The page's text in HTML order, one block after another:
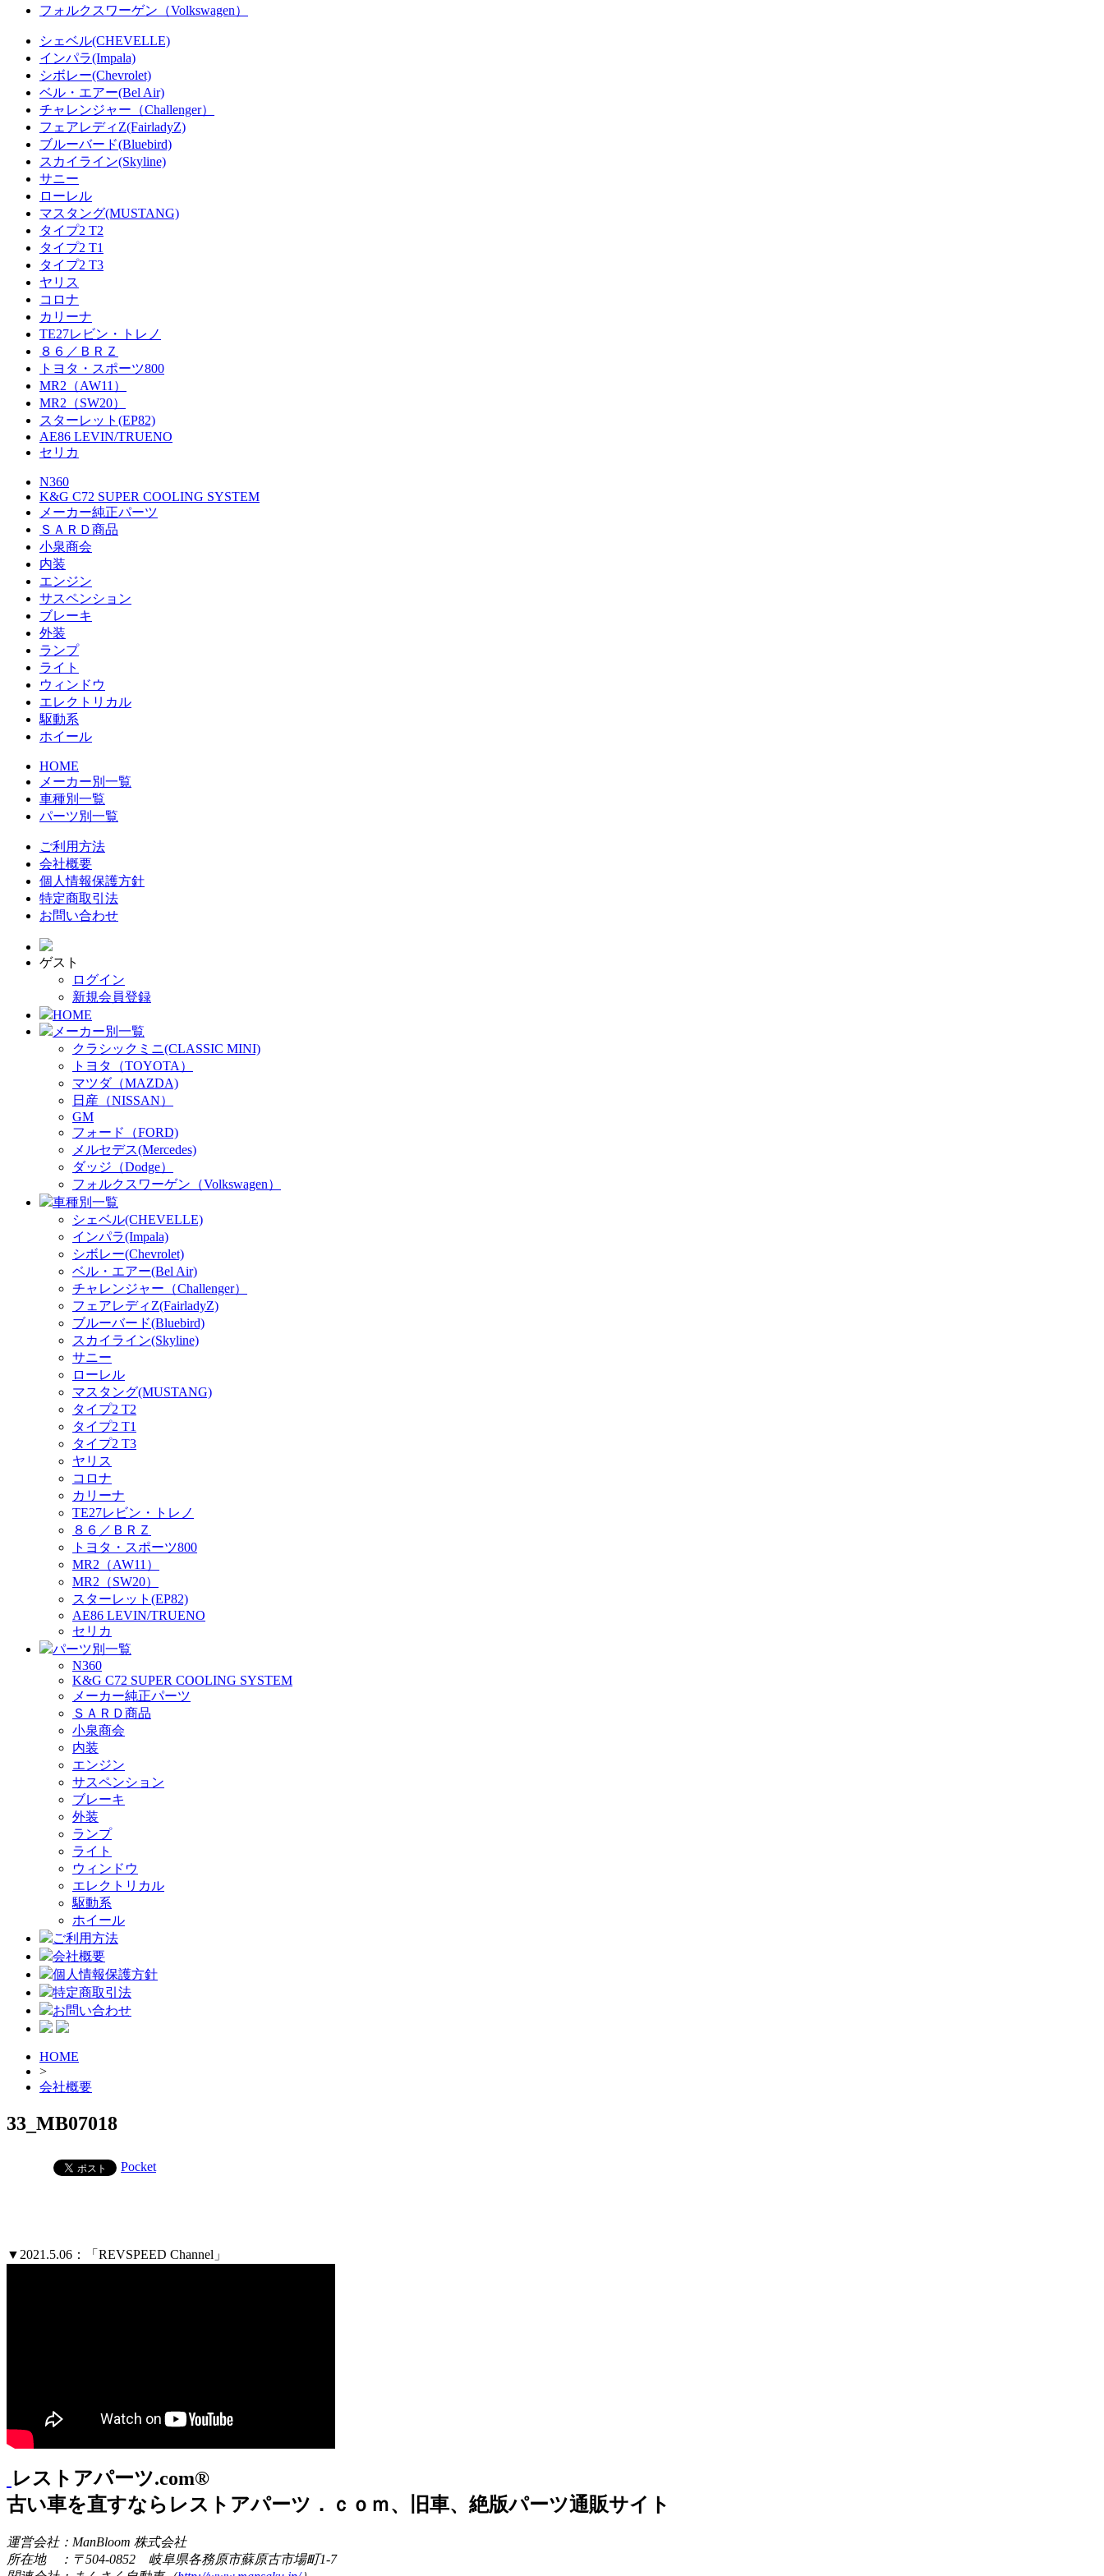
フォルクスワーゲン（Volkswagen）
シェベル(CHEVELLE)
インパラ(Impala)
シボレー(Chevrolet)
ベル・エアー(Bel Air)
チャレンジャー（Challenger）
フェアレディZ(FairladyZ)
ブルーバード(Bluebird)
スカイライン(Skyline)
サニー
ローレル
マスタング(MUSTANG)
タイプ2 T2
タイプ2 T1
タイプ2 T3
ヤリス
コロナ
カリーナ
TE27レビン・トレノ
８６／ＢＲＺ
トヨタ・スポーツ800
MR2（AW11）
MR2（SW20）
スターレット(EP82)
AE86 LEVIN/TRUENO
セリカ
N360
K&G C72 SUPER COOLING SYSTEM
メーカー純正パーツ
ＳＡＲＤ商品
小泉商会
内装
エンジン
サスペンション
ブレーキ
外装
ランプ
ライト
ウィンドウ
エレクトリカル
駆動系
ホイール
HOME
メーカー別一覧
車種別一覧
パーツ別一覧
ご利用方法
会社概要
個人情報保護方針
特定商取引法
お問い合わせ
ゲスト
ログイン
新規会員登録
HOME
メーカー別一覧
クラシックミニ(CLASSIC MINI)
トヨタ（TOYOTA）
マツダ（MAZDA)
日産（NISSAN）
GM
フォード（FORD)
メルセデス(Mercedes)
ダッジ（Dodge）
フォルクスワーゲン（Volkswagen）
車種別一覧
シェベル(CHEVELLE)
インパラ(Impala)
シボレー(Chevrolet)
ベル・エアー(Bel Air)
チャレンジャー（Challenger）
フェアレディZ(FairladyZ)
ブルーバード(Bluebird)
スカイライン(Skyline)
サニー
ローレル
マスタング(MUSTANG)
タイプ2 T2
タイプ2 T1
タイプ2 T3
ヤリス
コロナ
カリーナ
TE27レビン・トレノ
８６／ＢＲＺ
トヨタ・スポーツ800
MR2（AW11）
MR2（SW20）
スターレット(EP82)
AE86 LEVIN/TRUENO
セリカ
パーツ別一覧
N360
K&G C72 SUPER COOLING SYSTEM
メーカー純正パーツ
ＳＡＲＤ商品
小泉商会
内装
エンジン
サスペンション
ブレーキ
外装
ランプ
ライト
ウィンドウ
エレクトリカル
駆動系
ホイール
ご利用方法
会社概要
個人情報保護方針
特定商取引法
お問い合わせ
HOME
>
会社概要
33_MB07018
Pocket
▼2021.5.06：「REVSPEED Channel」
レストアパーツ.com®
古い車を直すならレストアパーツ．ｃｏｍ、旧車、絶版パーツ通販サイト
運営会社：ManBloom 株式会社
所在地 ：〒504-0852 岐阜県各務原市蘇原古市場町1-7